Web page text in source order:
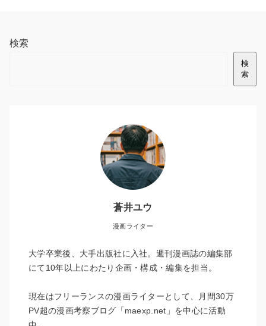
検索
検
索
蒼井ユウ
漫画ライター
大学卒業後、大手出版社に入社。週刊漫画誌の編集部
にて10年以上にわたり企画・構成・編集を担当。
現在はフリーランスの漫画ライターとして、月間30万
PV超の漫画考察ブログ「maexp.net」を中心に活動